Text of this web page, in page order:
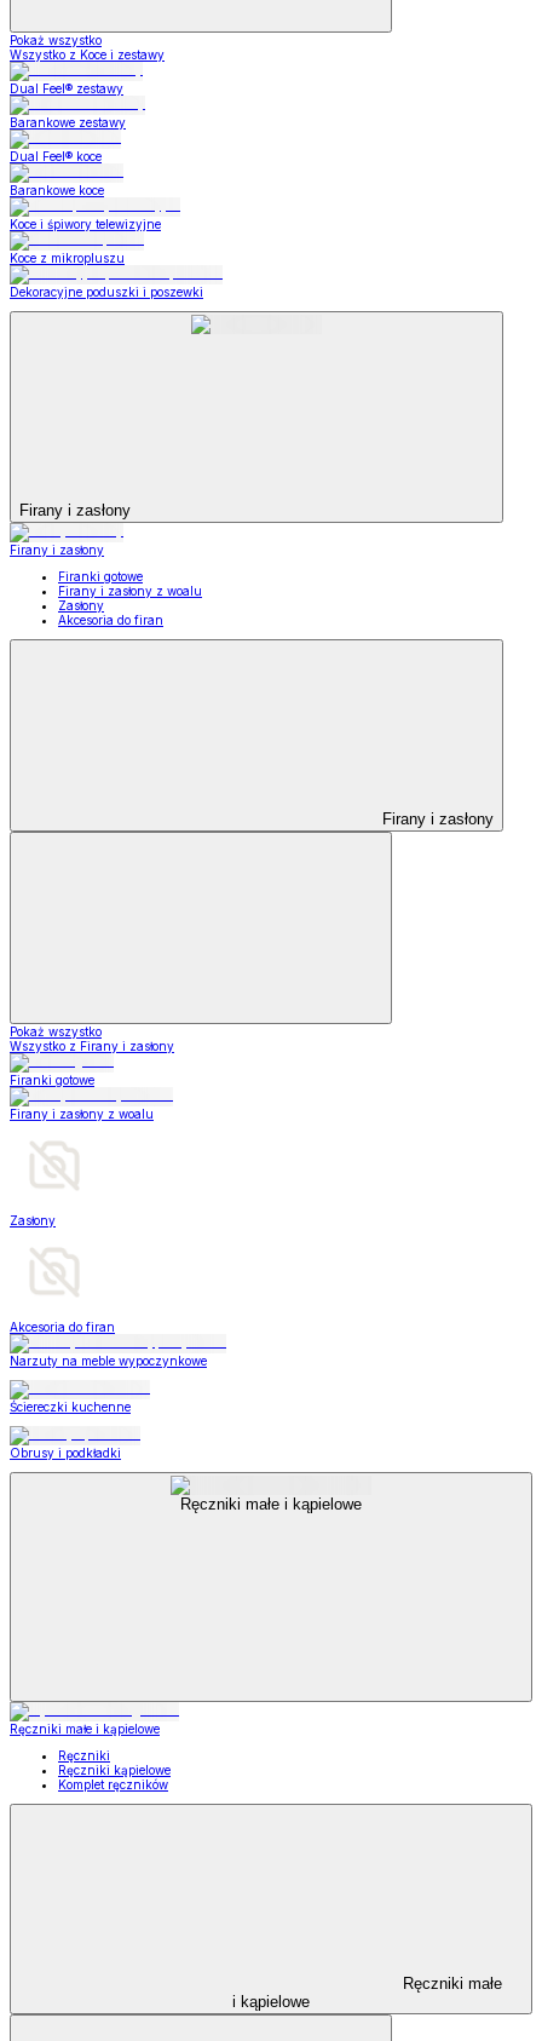
Pokaż wszystko
Wszystko z Koce i zestawy
Dual Feel® zestawy
Barankowe zestawy
Dual Feel® koce
Barankowe koce
Koce i śpiwory telewizyjne
Koce z mikropluszu
Dekoracyjne poduszki i poszewki
Firany i zasłony
Firany i zasłony
Firanki gotowe
Firany i zasłony z woalu
Zasłony
Akcesoria do firan
Firany i zasłony
Pokaż wszystko
Wszystko z Firany i zasłony
Firanki gotowe
Firany i zasłony z woalu
Zasłony
Akcesoria do firan
Narzuty na meble wypoczynkowe
Ściereczki kuchenne
Obrusy i podkładki
Ręczniki małe i kąpielowe
Ręczniki małe i kąpielowe
Ręczniki
Ręczniki kąpielowe
Komplet ręczników
Ręczniki małe
i kąpielowe